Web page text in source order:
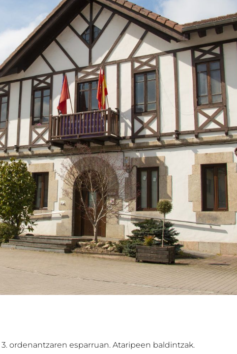
ordenantzaren esparruan. Ataripeen baldintzak.